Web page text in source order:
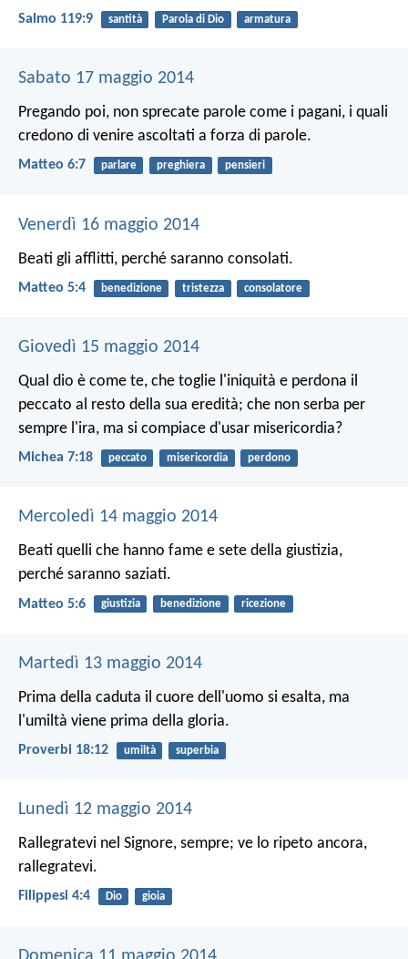
Salmo 119:9 santità Parola di Dio armatura
Sabato 17 maggio 2014
Pregando poi, non sprecate parole come i pagani, i quali
credono di venire ascoltati a forza di parole.
Matteo 6:7 parlare preghiera pensieri
Venerdì 16 maggio 2014
Beati gli afflitti, perché saranno consolati.
Matteo 5:4 benedizione tristezza consolatore
Giovedì 15 maggio 2014
Qual dio è come te, che toglie l'iniquità e perdona il
peccato al resto della sua eredità; che non serba per
sempre l'ira, ma si compiace d'usar misericordia?
Michea 7:18 peccato misericordia perdono
Mercoledì 14 maggio 2014
Beati quelli che hanno fame e sete della giustizia,
perché saranno saziati.
Matteo 5:6 giustizia benedizione ricezione
Martedì 13 maggio 2014
Prima della caduta il cuore dell'uomo si esalta, ma
l'umiltà viene prima della gloria.
Proverbi 18:12 umiltà superbia
Lunedì 12 maggio 2014
Rallegratevi nel Signore, sempre; ve lo ripeto ancora,
rallegratevi.
Filippesi 4:4 Dio gioia